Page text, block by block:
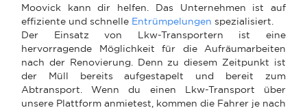
Moovick kann dir helfen. Das Unternehmen ist auf
effiziente und schnelle Entrümpelungen spezialisiert.
Der Einsatz von Lkw-Transportern ist eine
hervorragende Möglichkeit für die Aufräumarbeiten
nach der Renovierung. Denn zu diesem Zeitpunkt ist
der Müll bereits aufgestapelt und bereit zum
Abtransport. Wenn du einen Lkw-Transport über
unsere Plattform anmietest, kommen die Fahrer je nach